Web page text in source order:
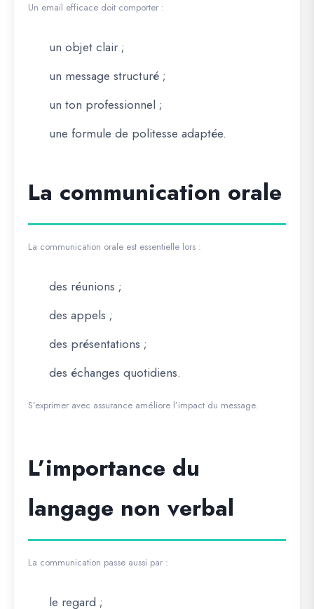
Un email efficace doit comporter :
un objet clair ;
un message structuré ;
un ton professionnel ;
une formule de politesse adaptée.
La communication orale
La communication orale est essentielle lors :
des réunions ;
des appels ;
des présentations ;
des échanges quotidiens.
S’exprimer avec assurance améliore l’impact du message.
L’importance du
langage non verbal
La communication passe aussi par :
le regard ;